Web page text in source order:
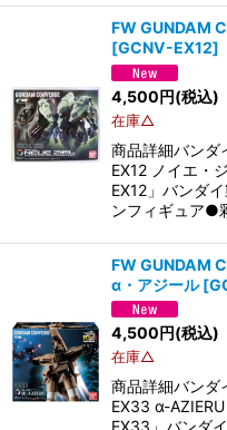
FW GUNDAM
[GCNV-EX12]
4,500円(税込)
在庫△
商品詳細バン
EX12 ノイエ・
EX12」バンダ
ンフィギュア●
FW GUNDAM
α・アジール [
4,500円(税込)
在庫△
商品詳細バン
EX33 α-